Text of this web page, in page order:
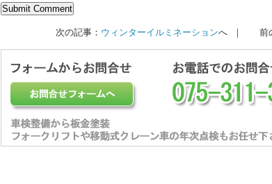
次の記事： ウィンターイルミネーションへ ｜ 前の